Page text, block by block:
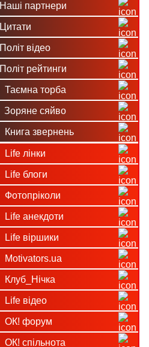
Наші партнери
Цитати
Політ відео
Політ рейтинги
Таємна торба
Зоряне сяйво
Книга звернень
Life лінки
Life блоги
Фотопріколи
Life анекдоти
Life віршики
Motivators.ua
Клуб_Нічка
Life відео
ОК! форум
ОК! спільнота